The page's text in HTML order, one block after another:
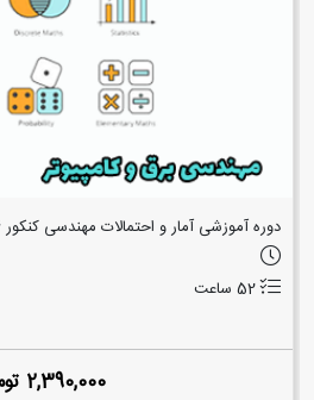
دوره آموزشی آمار و احتمالات مهندسی کنکور 1406
52 ساعت
2,390,000 تومان